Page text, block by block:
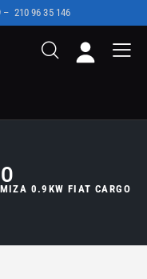
– 210 96 35 146
MIZA 0.9KW FIAT CARGO